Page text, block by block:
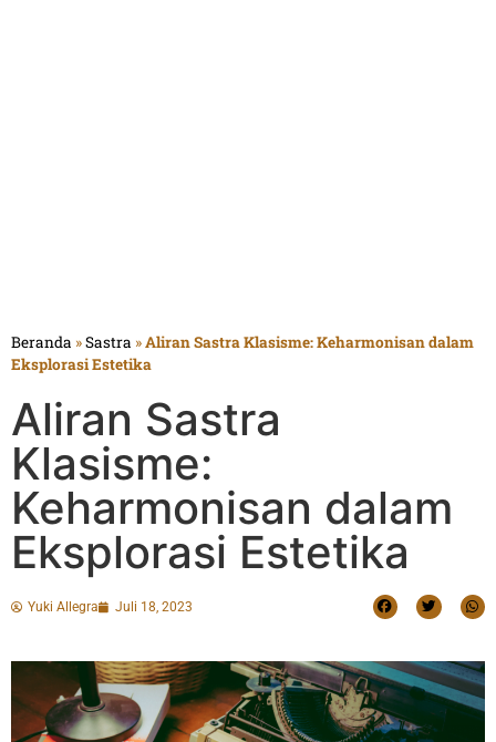
Beranda »Sastra »Aliran Sastra Klasisme: Keharmonisan dalam
Eksplorasi Estetika
Aliran Sastra
Klasisme:
Keharmonisan dalam
Eksplorasi Estetika
Yuki Allegra Juli 18, 2023